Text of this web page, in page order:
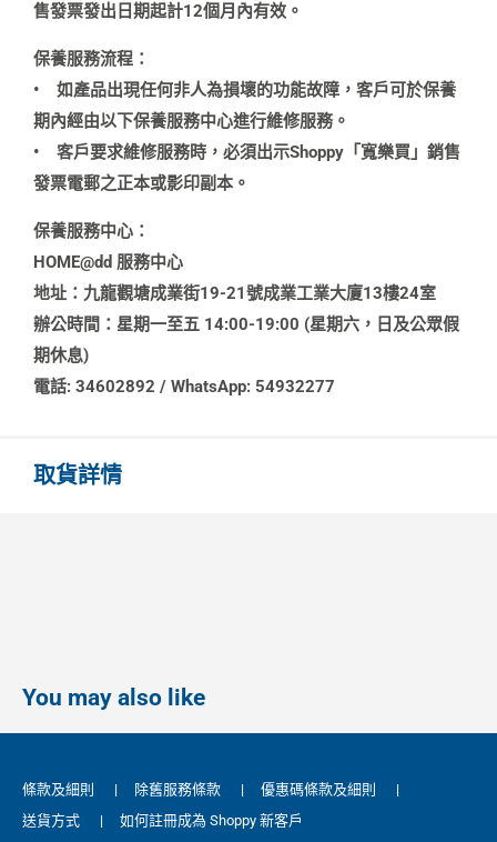
售發票發出日期起計12個月內有效。
保養服務流程：
•
如產品出現任何非人為損壞的功能故障，客戶可於保養
期內經由以下保養服務中心進行維修服務。
•
客戶要求維修服務時，必須出示Shoppy「寬樂買」銷售
發票電郵之正本或影印副本。
保養服務中心：
HOME@dd 服務中心
地址：九龍觀塘成業街19-21號成業工業大廈13樓24室
辦公時間：星期一至五 14:00-19:00 (星期六，日及公眾假
期休息)
電話: 34602892 / WhatsApp: 54932277
取貨詳情
You may also like
條款及細則 | 除舊服務條款 | 優惠碼條款及細則
|
送貨方式
| 如何註冊成為 Shoppy 新客戶